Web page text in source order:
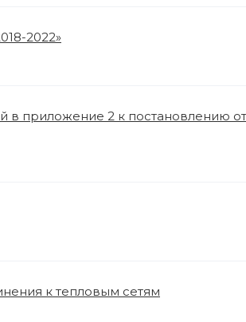
2022»
в приложение 2 к постановлению
к тепловым сетям